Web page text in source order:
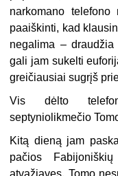
narkomano
paaiškinti, kad
negalima – draudžia
gali jam sukelti
greičiausiai sugrįš
Vis dėlto
septyniolikmečio
Kitą dieną jam
pačios